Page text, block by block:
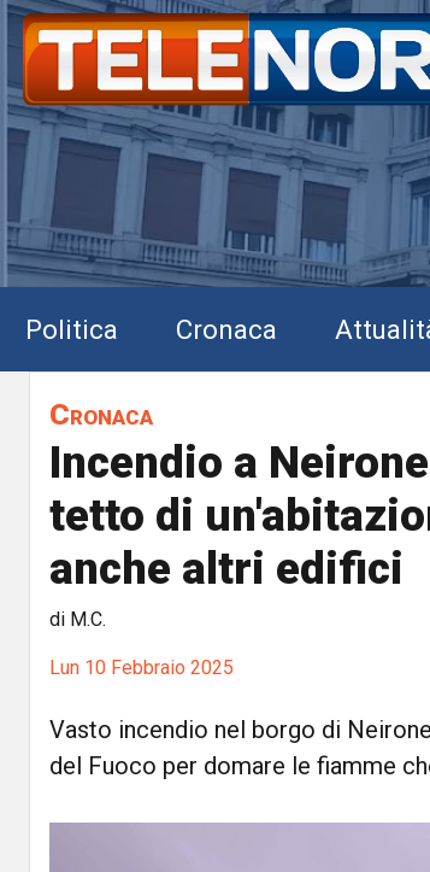
Politica Cronaca
Cronaca
Incendio a
tetto di
anche altri edifici
di M.C.
Lun 10 Febbraio 2025
Vasto incendio nel borgo di
del Fuoco per domare le fiamme